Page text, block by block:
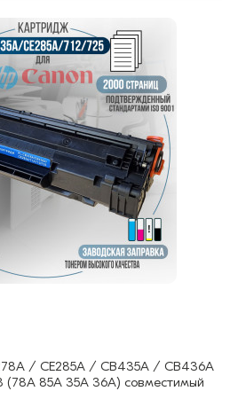
/ CE285A / CB435A / CB436A
85A 35A 36A) совместимый